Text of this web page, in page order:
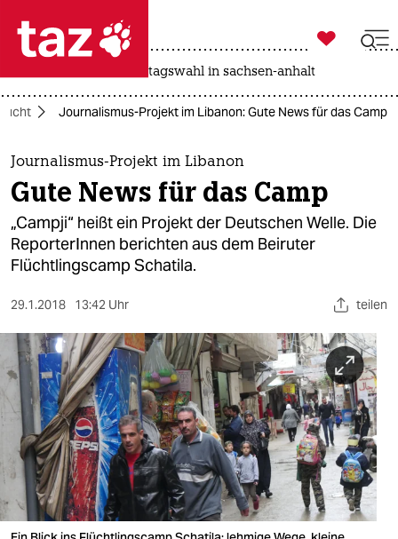
 taz zahl ich
taz zahl ich
themen
politik
öko
gesellschaft
sport
berlin
nord
wahrheit
verlag

taz zahl ich
landtagswahl in sachsen-anhalt
Journalismus-Projekt im Libanon: Gute News für das Camp
Journalismus-Projekt im Libanon
Gute News für das Camp
„Campji“ heißt ein Projekt der Deutschen Welle. Die
ReporterInnen berichten aus dem Beiruter
Flüchtlingscamp Schatila.
29.1.2018 13:42 Uhr teilen